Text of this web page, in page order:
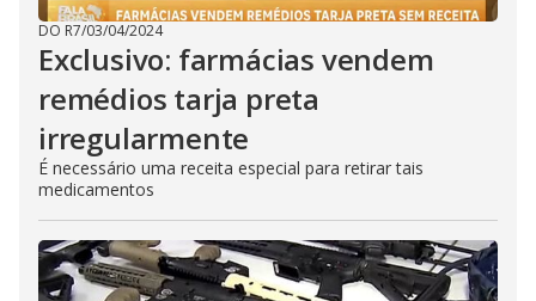
DO R7/03/04/2024
Exclusivo: farmácias vendem
remédios tarja preta
irregularmente
É necessário uma receita especial para retirar tais
medicamentos